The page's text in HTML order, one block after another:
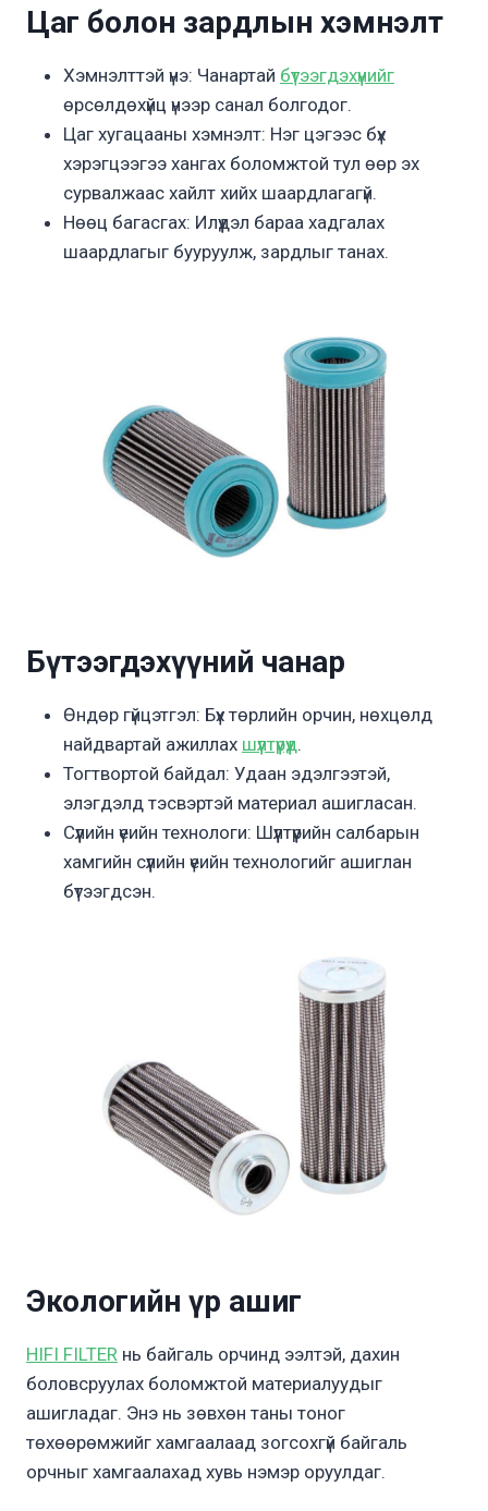
Цаг болон зардлын хэмнэлт
Хэмнэлттэй үнэ: Чанартай бүтээгдэхүүнийг
өрсөлдөхүйц үнээр санал болгодог.
Цаг хугацааны хэмнэлт: Нэг цэгээс бүх
хэрэгцээгээ хангах боломжтой тул өөр эх
сурвалжаас хайлт хийх шаардлагагүй.
Нөөц багасгах: Илүүдэл бараа хадгалах
шаардлагыг бууруулж, зардлыг танах.
Бүтээгдэхүүний чанар
Өндөр гүйцэтгэл: Бүх төрлийн орчин, нөхцөлд
найдвартай ажиллах шүүлтүүрүүд.
Тогтвортой байдал: Удаан эдэлгээтэй,
элэгдэлд тэсвэртэй материал ашигласан.
Сүүлийн үеийн технологи: Шүүлтүүрийн салбарын
хамгийн сүүлийн үеийн технологийг ашиглан
бүтээгдсэн.
Экологийн үр ашиг
HIFI FILTER нь байгаль орчинд ээлтэй, дахин
боловсруулах боломжтой материалуудыг
ашигладаг. Энэ нь зөвхөн таны тоног
төхөөрөмжийг хамгаалаад зогсохгүй байгаль
орчныг хамгаалахад хувь нэмэр оруулдаг.